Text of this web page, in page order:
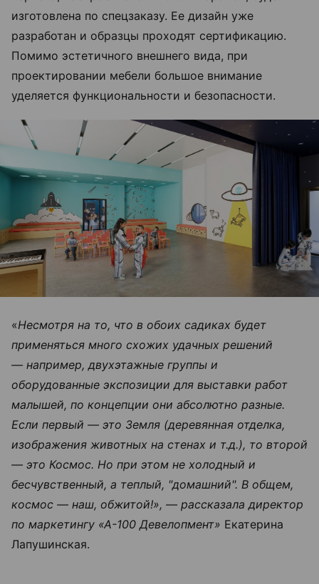
изготовлена по спецзаказу. Ее дизайн уже
разработан и образцы проходят сертификацию.
Помимо эстетичного внешнего вида, при
проектировании мебели большое внимание
уделяется функциональности и безопасности.
«Несмотря на то, что в обоих садиках будет
применяться много схожих удачных решений
— например, двухэтажные группы и
оборудованные экспозиции для выставки работ
малышей, по концепции они абсолютно разные.
Если первый — это Земля (деревянная отделка,
изображения животных на стенах и т.д.), то второй
— это Космос. Но при этом не холодный и
бесчувственный, а теплый, "домашний". В общем,
космос — наш, обжитой!», — рассказала директор
по маркетингу «А-100 Девелопмент» Екатерина
Лапушинская.